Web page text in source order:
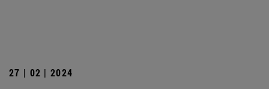
27 | 02 | 2024